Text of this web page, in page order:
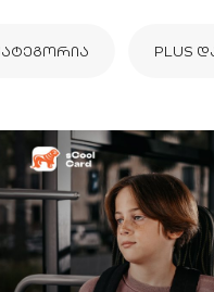
PLUS